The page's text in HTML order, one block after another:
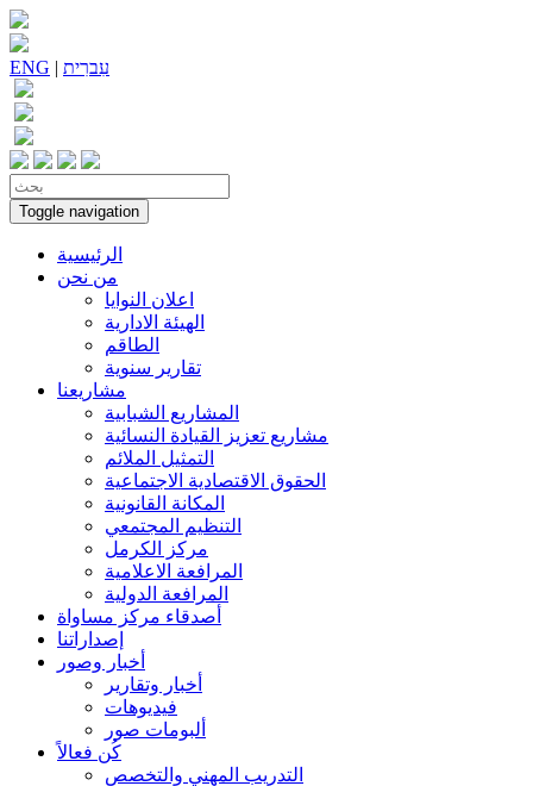
ENG | עִברִית
Toggle navigation
الرئيسية
من نحن
اعلان النوايا
الهيئة الادارية
الطاقم
تقارير سنوية
مشاريعنا
المشاريع الشبابية
مشاريع تعزيز القيادة النسائية
التمثيل الملائم
الحقوق الاقتصادية الاجتماعية
المكانة القانونية
التنظيم المجتمعي
مركز الكرمل
المرافعة الاعلامية
المرافعة الدولية
أصدقاء مركز مساواة
إصداراتنا
أخبار وصور
أخبار وتقارير
فيديوهات
ألبومات صور
كُن فعالاً
التدريب المهني والتخصص